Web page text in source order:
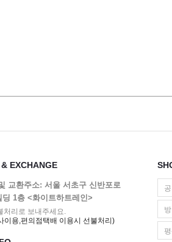
EXCHANGE
교환주소: 서울 서초구 신반포로
딩 1층 <화이트하트레인>
처리로 보내주세요.
이용,편의점택배 이용시 선불처리)